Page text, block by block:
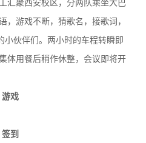
游戏不断，猜歌名，接歌词，
伙伴们。两小时的车程转瞬即
体用餐后稍作休整，会议即将开
游戏
签到